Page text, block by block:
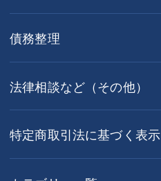
債務整理
法律相談など（その他）
特定商取引法に基づく表示